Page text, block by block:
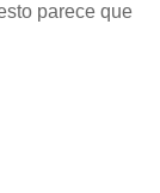
parece que